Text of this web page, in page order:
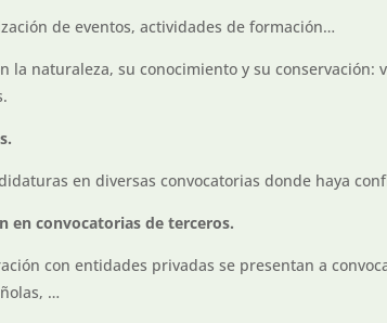
de eventos, actividades de formación…
la naturaleza, su conocimiento y su
en diversas convocatorias donde haya
en convocatorias de terceros.
con entidades privadas se presentan a
…